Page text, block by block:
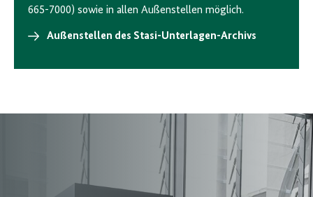
665-7000) sowie in allen Außenstellen möglich.
Außenstellen des Stasi-Unterlagen-Archivs